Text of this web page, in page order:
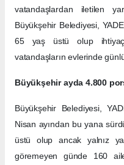
vatandaşlardan iletilen
Büyükşehir Belediyesi,
65 yaş üstü olup
vatandaşların evlerinde
Büyükşehir ayda 4.800
Büyükşehir Belediyesi,
Nisan ayından bu yana
üstü olup ancak yalnız
göremeyen günde 160